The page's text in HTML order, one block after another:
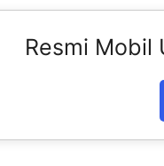
Resmi Mobil